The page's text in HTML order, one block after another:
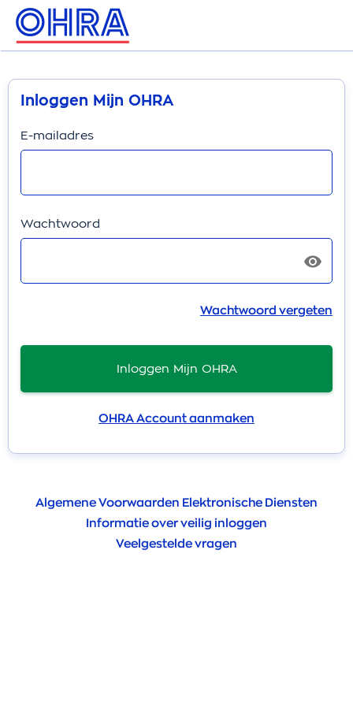
Inloggen Mijn OHRA
E-mailadres
Wachtwoord
Wachtwoord vergeten
Inloggen Mijn OHRA
OHRA Account aanmaken
Algemene Voorwaarden Elektronische Diensten
Informatie over veilig inloggen
Veelgestelde vragen